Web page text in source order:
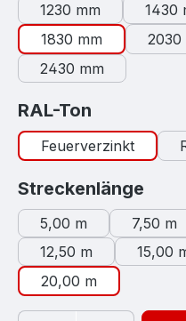
1230 mm
1430
1830 mm
2030
2430 mm
RAL-Ton
Feuerverzinkt
Streckenlänge
5,00 m 7,50 m
12,50 m
15,00
20,00 m